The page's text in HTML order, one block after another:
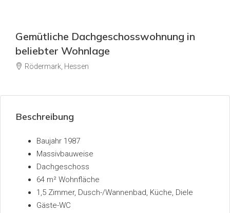
Gemütliche Dachgeschosswohnung in
beliebter Wohnlage
Rödermark, Hessen
Beschreibung
Baujahr 1987
Massivbauweise
Dachgeschoss
64 m² Wohnfläche
1,5 Zimmer, Dusch-/Wannenbad, Küche, Diele
Gäste-WC